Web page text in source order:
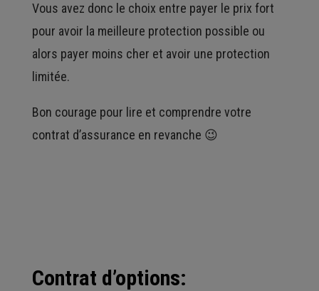
Vous avez donc le choix entre payer le prix fort
pour avoir la meilleure protection possible ou
alors payer moins cher et avoir une protection
limitée.
Bon courage pour lire et comprendre votre
contrat d’assurance en revanche 😉
Contrat d’options: